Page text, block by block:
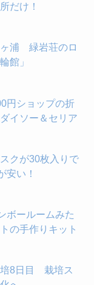
だけ！
ヶ浦 緑岩荘のロ
館」
円ショップの折
イソー＆セリア
クが30枚入りで
い！
ボールームみた
の手作りキット
培8日目 栽培ス